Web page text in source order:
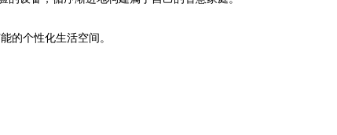
的个性化生活空间。